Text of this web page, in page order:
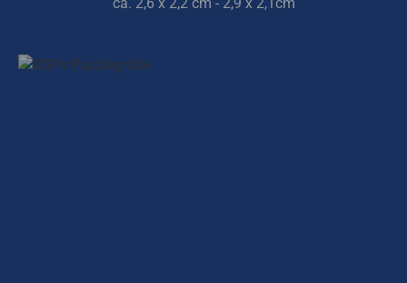
ca. 2,6 x 2,2 cm - 2,9 x 2,1cm